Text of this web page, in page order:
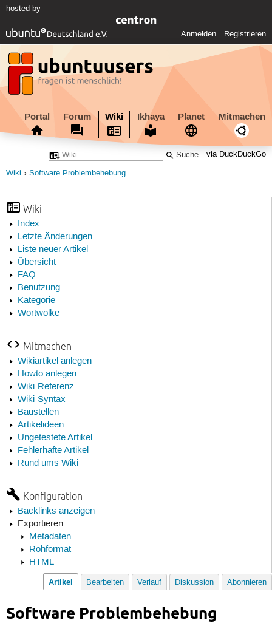
hosted by
Anmelden Registrieren
Portal Forum Wiki Ikhaya Planet Mitmachen
via DuckDuckGo
Wiki Software Problembehebung
Wiki
Index
Letzte Änderungen
Liste neuer Artikel
Übersicht
FAQ
Benutzung
Kategorie
Wortwolke
Mitmachen
Wikiartikel anlegen
Howto anlegen
Wiki-Referenz
Wiki-Syntax
Baustellen
Artikelideen
Ungetestete Artikel
Fehlerhafte Artikel
Rund ums Wiki
Konfiguration
Backlinks anzeigen
Exportieren
Metadaten
Rohformat
HTML
Artikel Bearbeiten Verlauf Diskussion Abonnieren
Software Problembehebung